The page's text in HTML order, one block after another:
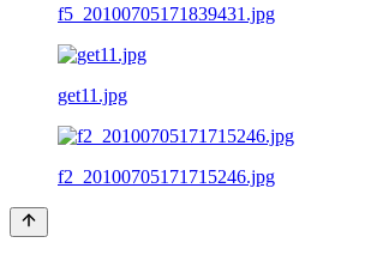
f5_20100705171839431.jpg
get11.jpg
f2_20100705171715246.jpg